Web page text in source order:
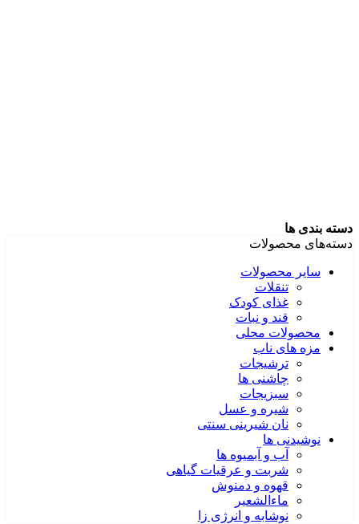
دسته بندی ها
دسته‌های محصولات
سایر محصولات
تنقلات
غذای کودک
قند و نبات
محصولات محلی
مزه های ناب
ترشیجات
چاشنی ها
سبزیجات
شیره و عسل
نان شیرینی سنتی
نوشیدنی ها
آب و آبمیوه ها
شربت و عرقیات گیاهی
قهوه و دمنوش
ماءالشعیر
نوشابه و انرژی زا